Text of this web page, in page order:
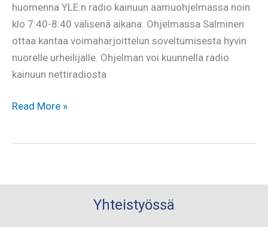
huomenna YLE:n radio kainuun aamuohjelmassa noin
klo 7:40-8:40 välisenä aikana. Ohjelmassa Salminen
ottaa kantaa voimaharjoittelun soveltumisesta hyvin
nuorelle urheilijalle. Ohjelman voi kuunnella radio
kainuun nettiradiosta
Seuran
Read More »
Yhteistyössä